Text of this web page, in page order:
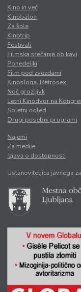
Kino in več
Kinobalon
Za šole
Kinotrip
Festivali
Filmska srečanja ob kavi
Ponedeljki
Film pod zvezdami
Kinosloga. Retrosex.
Noč grozljivk
Letni Kinodvor na
Spletni ogled
Drugi posebni programi
Najemi
Za medije
Izjava o dostopnosti
Ustanoviteljica javnega